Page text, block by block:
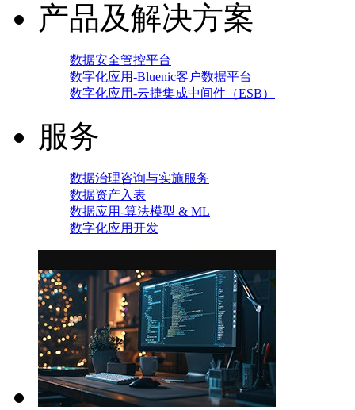
产品及解决方案
数据安全管控平台
数字化应用-Bluenic客户数据平台
数字化应用-云捷集成中间件（ESB）
服务
数据治理咨询与实施服务
数据资产入表
数据应用-算法模型 & ML
数字化应用开发